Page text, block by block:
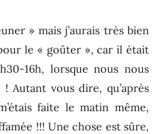
» mais j’aurais très bien
le « goûter », car il était
16h, lorsque nous nous
Autant vous dire, qu’après
faite le matin même,
!!! Une chose est sûre,